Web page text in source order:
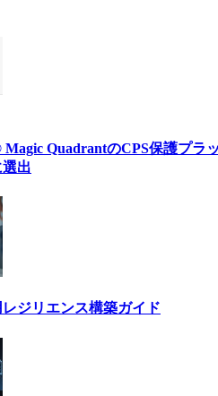
QuadrantのCPS保護プラ
出
ジリエンス構築ガイド